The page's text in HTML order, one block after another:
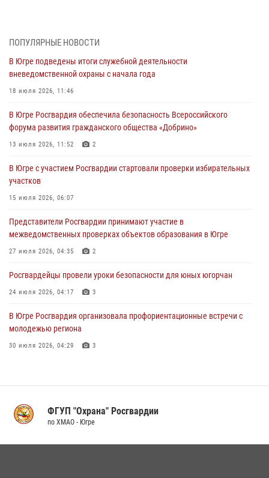
27 июля 2026, 11:42
Представители Росгвардии принимают участие в
межведомственных проверках объектов образования в Югре
27 июля 2026, 04:35
Росгвардейцы провели уроки безопасности для юных югорчан
24 июля 2026, 04:17 3
вневедомственной охраны с начала года
18 июля 2026, 11:46
участков
15 июля 2026, 06:07
ПОПУЛЯРНЫЕ НОВОСТИ
В Югре подведены итоги служебной деятельности
вневедомственной охраны с начала года
18 июля 2026, 11:46
В Югре Росгвардия обеспечила безопасность Всероссийского
форума развития гражданского общества «Добрино»
13 июля 2026, 11:52 2
В Югре с участием Росгвардии стартовали проверки избирательных
участков
15 июля 2026, 06:07
Представители Росгвардии принимают участие в
межведомственных проверках объектов образования в Югре
27 июля 2026, 04:35 2
Росгвардейцы провели уроки безопасности для юных югорчан
24 июля 2026, 04:17 3
В Югре Росгвардия организовала профориентационные встречи с
молодежью региона
30 июля 2026, 04:29 3
05 августа 2026, 09:44 2
ФГУП "Охрана" Росгвардии
по ХМАО - Югре